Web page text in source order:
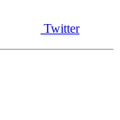
Twitter